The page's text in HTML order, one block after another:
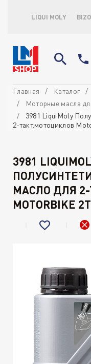
LIQUI MOLY
Главная Каталог
Моторные масла
3981 LiquiMoly
2-такт.мотоциклов
3981
МАСЛО ДЛЯ
MOTORBIKE